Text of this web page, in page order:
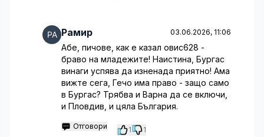
Рамир 03.06.2026, 11:06
Абе, пичове, как е казал овис628 -
браво на младежите! Наистина, Бургас
винаги успява да изненада приятно! Ама
вижте сега, Гечо има право - защо само
в Бургас? Трябва и Варна да се включи,
и Пловдив, и цяла България.
Отговори 1 1